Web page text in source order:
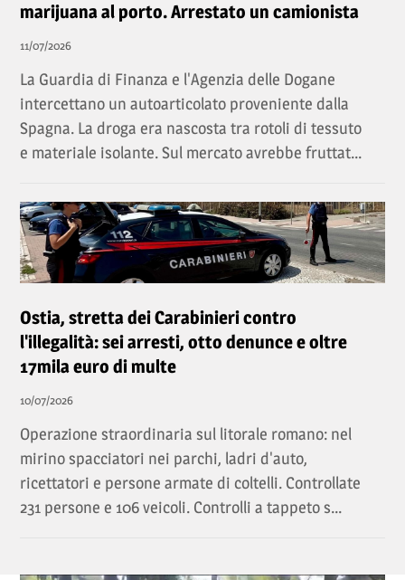
marijuana al porto. Arrestato un camionista
11/07/2026
La Guardia di Finanza e l'Agenzia delle Dogane
intercettano un autoarticolato proveniente dalla
Spagna. La droga era nascosta tra rotoli di tessuto
e materiale isolante. Sul mercato avrebbe fruttat...
Ostia, stretta dei Carabinieri contro
l'illegalità: sei arresti, otto denunce e oltre
17mila euro di multe
10/07/2026
Operazione straordinaria sul litorale romano: nel
mirino spacciatori nei parchi, ladri d'auto,
ricettatori e persone armate di coltelli. Controllate
231 persone e 106 veicoli. Controlli a tappeto s...